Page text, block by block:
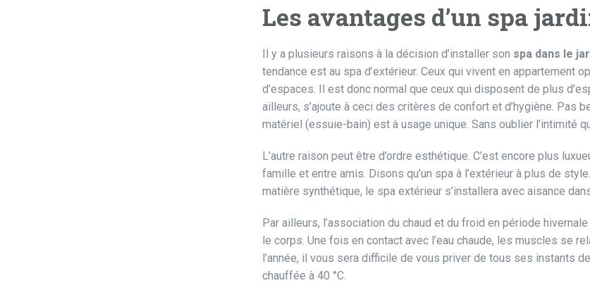
Les avantages d’un spa
Il y a plusieurs raisons à la décision d’installer son spa dans le
tendance est au spa d’extérieur. Ceux qui vivent en appartement
d’espaces. Il est donc normal que ceux qui disposent de plus
ailleurs, s’ajoute à ceci des critères de confort et d’hygiène. Pas
matériel (essuie-bain) est à usage unique. Sans oublier l’intimité
L’autre raison peut être d’ordre esthétique. C’est encore plus
famille et entre amis. Disons qu’un spa à l’extérieur à plus de
matière synthétique, le spa extérieur s’installera avec aisance
Par ailleurs, l’association du chaud et du froid en période
le corps. Une fois en contact avec l’eau chaude, les muscles se
l’année, il vous sera difficile de vous priver de tous ses instants
chauffée à 40 °C.